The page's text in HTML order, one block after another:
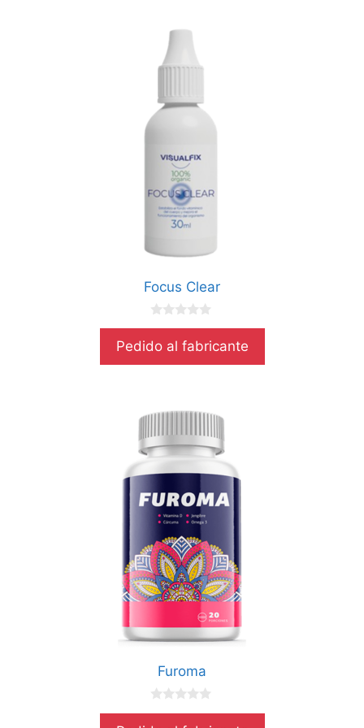
Focus Clear
0
e
Pedido al fabricante
Furoma
0